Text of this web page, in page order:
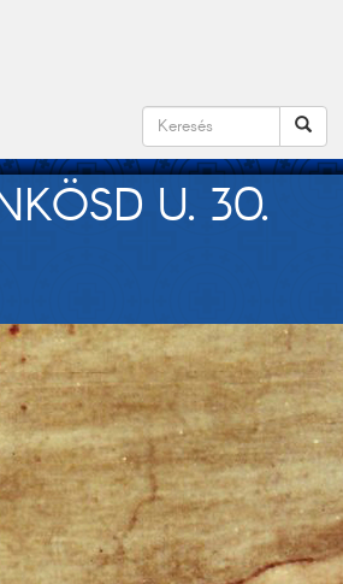
U. 30.